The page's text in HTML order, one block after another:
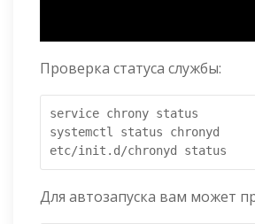
Проверка статуса службы:
service chrony status
systemctl status chronyd
etc/init.d/chronyd status
Для автозапуска вам может